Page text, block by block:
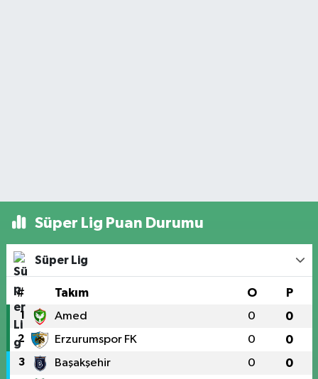
Süper Lig Puan Durumu
Süper Lig
# Takım O P
1 Amed 0 0
2 Erzurumspor FK 0 0
3 Başakşehir 0 0